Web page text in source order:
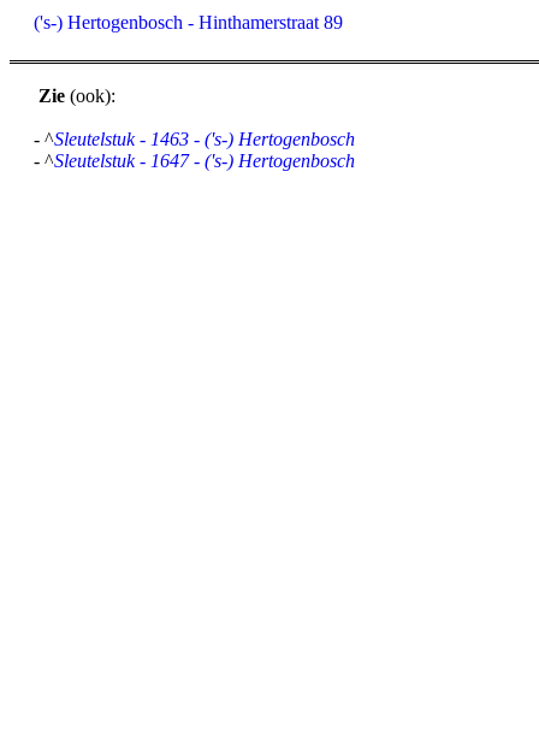
('s-) Hertogenbosch - Hinthamerstraat 89
Zie (ook):
- ^Sleutelstuk - 1463 - ('s-) Hertogenbosch
- ^Sleutelstuk - 1647 - ('s-) Hertogenbosch